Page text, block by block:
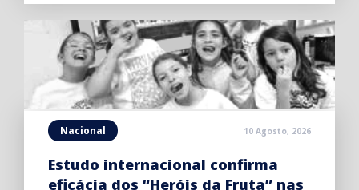
Nacional 10 Agosto, 2026
Estudo internacional confirma
eficácia dos “Heróis da Fruta” nas